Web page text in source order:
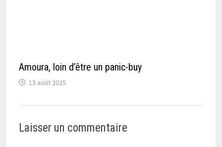
Amoura, loin d’être un panic-buy
13 août 2025
Laisser un commentaire